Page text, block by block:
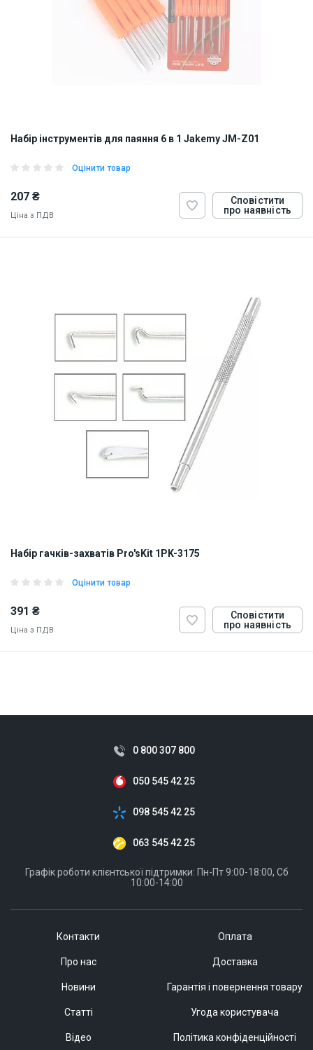
Набір інструментів для паяння 6 в 1 Jakemy JM-Z01
Оцінити товар
207 ₴
Ціна з ПДВ
Сповістити
про наявність
Набір гачків-захватів Pro'sKit 1PK-3175
Оцінити товар
391 ₴
Ціна з ПДВ
Сповістити
про наявність
Контакти
Про нас
Новини
Статті
Відео
Оплата
Доставка
Гарантія і повернення товару
Угода користувача
Політика конфіденційності
0 800 307 800
050 545 42 25
098 545 42 25
063 545 42 25
Графік роботи клієнтської підтримки: Пн-Пт 9:00-18:00, Сб
10:00-14:00